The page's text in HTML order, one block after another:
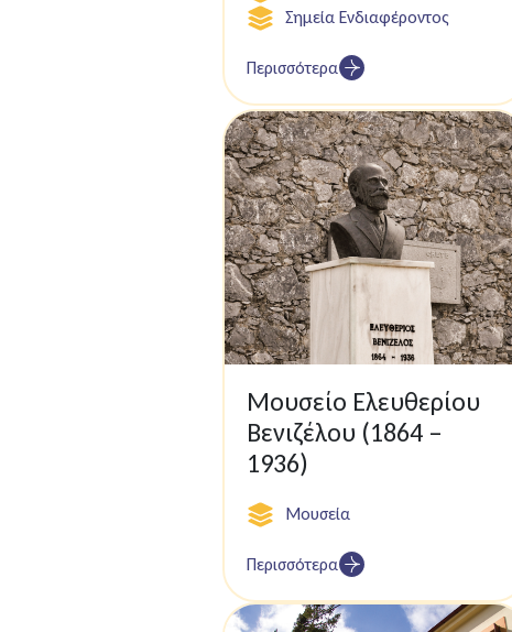
Σημεία Ενδιαφέροντος
Περισσότερα
Μουσείο Ελευθερίου
Βενιζέλου (1864 –
1936)
Μουσεία
Περισσότερα